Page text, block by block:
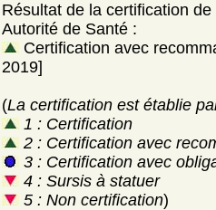
Résultat de la certification
Autorité de Santé :
Certification avec
2019]
(La certification est établie
1 : Certification
2 : Certification avec
3 : Certification avec
4 : Sursis à statuer
5 : Non certification)